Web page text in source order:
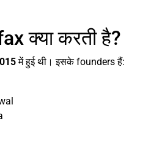
क्या करती है?
में हुई थी। इसके founders हैं: